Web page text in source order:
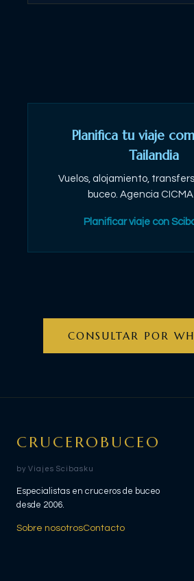
Planifica tu viaje
Tailandia
Vuelos, alojamiento,
buceo. Agencia CICMA
Planificar viaje con
CONSULTAR POR
CRUCEROBUCEO
by Viajes Scibasku
Especialistas en cruceros de buceo
desde 2006.
Sobre nosotrosContacto